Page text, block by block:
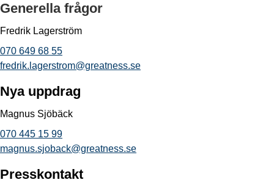
Generella frågor
Fredrik Lagerström
070 649 68 55
fredrik.lagerstrom@greatness.se
Nya uppdrag
Magnus Sjöbäck
070 445 15 99
magnus.sjoback@greatness.se
Presskontakt